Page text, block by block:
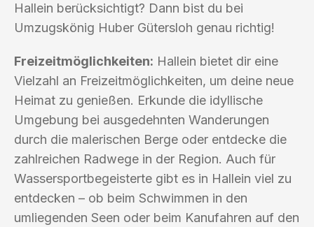
Hallein berücksichtigt? Dann bist du bei
Umzugskönig Huber Gütersloh genau richtig!
Freizeitmöglichkeiten: Hallein bietet dir eine
Vielzahl an Freizeitmöglichkeiten, um deine neue
Heimat zu genießen. Erkunde die idyllische
Umgebung bei ausgedehnten Wanderungen
durch die malerischen Berge oder entdecke die
zahlreichen Radwege in der Region. Auch für
Wassersportbegeisterte gibt es in Hallein viel zu
entdecken – ob beim Schwimmen in den
umliegenden Seen oder beim Kanufahren auf den